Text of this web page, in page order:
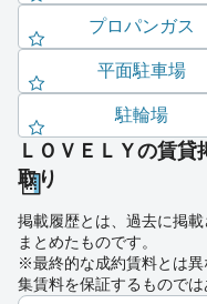
プロパンガス
平面駐車場
駐輪場
ＬＯＶＥＬＹの賃
取り
掲載履歴とは、過去に掲
まとめたものです。
※最終的な成約賃料とは
集賃料を保証するものでは